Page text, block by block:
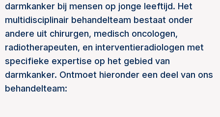
darmkanker bij mensen op jonge leeftijd. Het
multidisciplinair behandelteam bestaat onder
andere uit chirurgen, medisch oncologen,
radiotherapeuten, en interventieradiologen met
specifieke expertise op het gebied van
darmkanker. Ontmoet hieronder een deel van ons
behandelteam: